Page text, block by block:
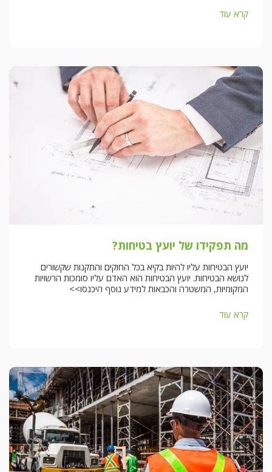
קרא עוד
מה תפקידו של יועץ בטיחות?
יועץ הבטיחות עליו להיות בקיא בכל החוקים והתקנות שקשורים
לנושא הבטיחות. יועץ הבטיחות הוא האדם עליו סומכות הרשויות
המקומיות, המשטרה והכבאות למידע נוסף היכנסו>>
קרא עוד